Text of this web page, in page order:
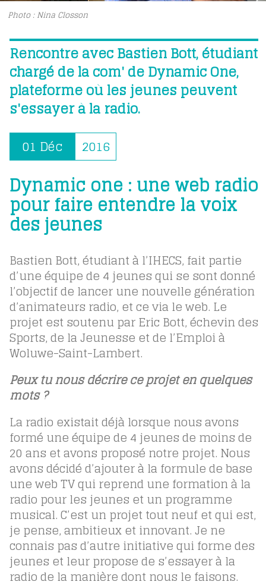
Photo : Nina Closson
Rencontre avec Bastien Bott, étudiant
chargé de la com' de Dynamic One,
plateforme où les jeunes peuvent
s'essayer à la radio.
01 Déc 2016
Dynamic one : une web radio
pour faire entendre la voix
des jeunes
Bastien Bott, étudiant à l’IHECS, fait partie
d’une équipe de 4 jeunes qui se sont donné
l’objectif de lancer une nouvelle génération
d’animateurs radio, et ce via le web. Le
projet est soutenu par Eric Bott, échevin des
Sports, de la Jeunesse et de l’Emploi à
Woluwe-Saint-Lambert.
Peux tu nous décrire ce projet en quelques
mots ?
La radio existait déjà lorsque nous avons
formé une équipe de 4 jeunes de moins de
20 ans et avons proposé notre projet. Nous
avons décidé d’ajouter à la formule de base
une web TV qui reprend une formation à la
radio pour les jeunes et un programme
musical. C’est un projet tout neuf et qui est,
je pense, ambitieux et innovant. Je ne
connais pas d’autre initiative qui forme des
jeunes et leur propose de s’essayer à la
radio de la manière dont nous le faisons.